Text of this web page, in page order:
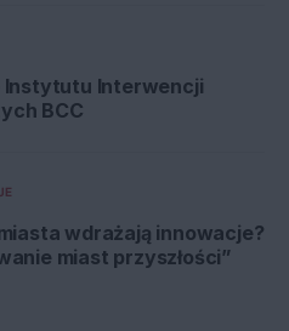
Instytutu Interwencji
BCC
wdrażają innowacje?
miast przyszłości”